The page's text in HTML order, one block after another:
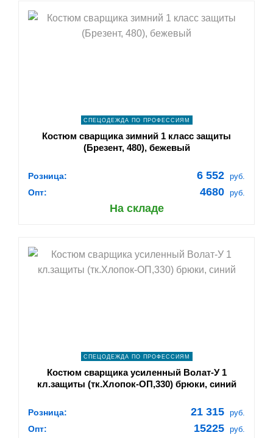
shopping_cart В КОРЗИНУ
СПЕЦОДЕЖДА ПО ПРОФЕССИЯМ
Костюм сварщика зимний 1 класс защиты
(Брезент, 480), бежевый
Розница: 6 552 руб.
Опт: 4680 руб.
На складе
shopping_cart В КОРЗИНУ
СПЕЦОДЕЖДА ПО ПРОФЕССИЯМ
Костюм сварщика усиленный Волат-У 1
кл.защиты (тк.Хлопок-ОП,330) брюки, синий
Розница: 21 315 руб.
Опт: 15225 руб.